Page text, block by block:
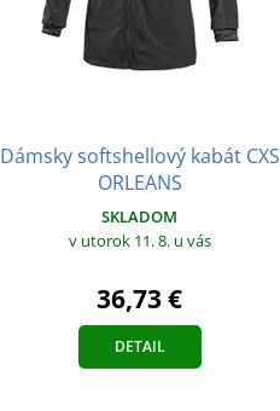
Dámsky softshellový kabát CXS
ORLEANS
SKLADOM
v utorok 11. 8. u vás
36,73 €
DETAIL